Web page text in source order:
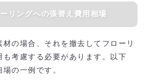
ーリングへの張替え費用相場
の場合、それを撤去してフローリ
も考慮する必要があります。以下
の一例です。